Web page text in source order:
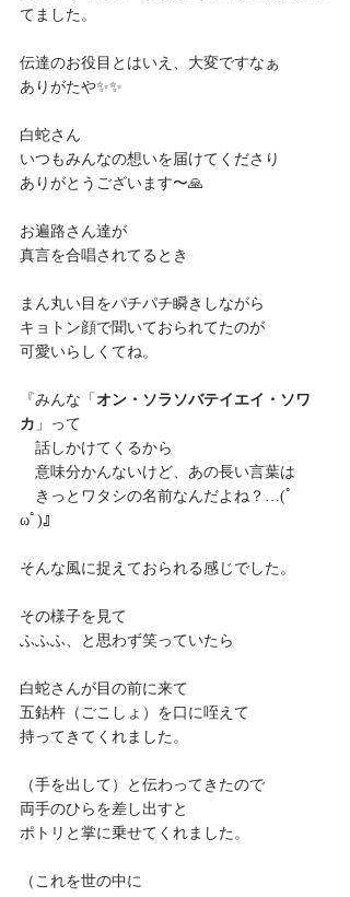
てました。
伝達のお役目とはいえ、大変ですなぁ
ありがたや✨✨
白蛇さん
いつもみんなの想いを届けてくださり
ありがとうございます〜🙏
お遍路さん達が
真言を合唱されてるとき
まん丸い目をパチパチ瞬きしながら
キョトン顔で聞いておられてたのが
可愛いらしくてね。
『みんな「 オン・ソラソバテイエイ・ソワ
カ 」って
話しかけてくるから
意味分かんないけど、あの長い言葉は
きっとワタシの名前なんだよね？…(ﾟ
ωﾟ)』
そんな風に捉えておられる感じでした。
その様子を見て
ふふふ、と思わず笑っていたら
白蛇さんが目の前に来て
五鈷杵（ごこしょ）を口に咥えて
持ってきてくれました。
（手を出して）と伝わってきたので
両手のひらを差し出すと
ポトリと掌に乗せてくれました。
（これを世の中に